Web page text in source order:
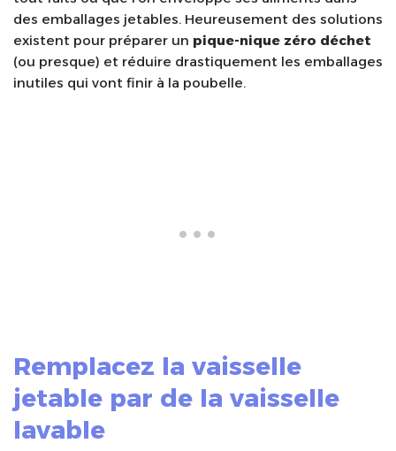
des emballages jetables. Heureusement des solutions
existent pour préparer un pique-nique zéro déchet
(ou presque) et réduire drastiquement les emballages
inutiles qui vont finir à la poubelle.
Remplacez la vaisselle
jetable par de la vaisselle
lavable